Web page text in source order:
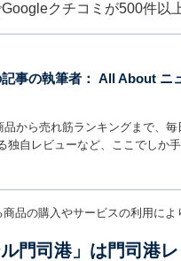
クチコミが500件以
事の執筆者： All About ニ
から売れ筋ランキングまで、
独自レビューなど、ここでしか
品の購入やサービスの利用に
ル門司港」は門司港